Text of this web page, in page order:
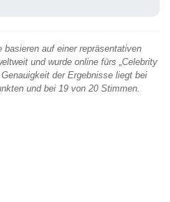
basieren auf einer repräsentativen
und wurde online fürs „Celebrity
der Ergebnisse liegt bei
und bei 19 von 20 Stimmen.